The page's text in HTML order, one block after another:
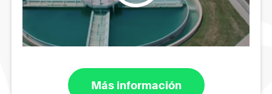
Más información